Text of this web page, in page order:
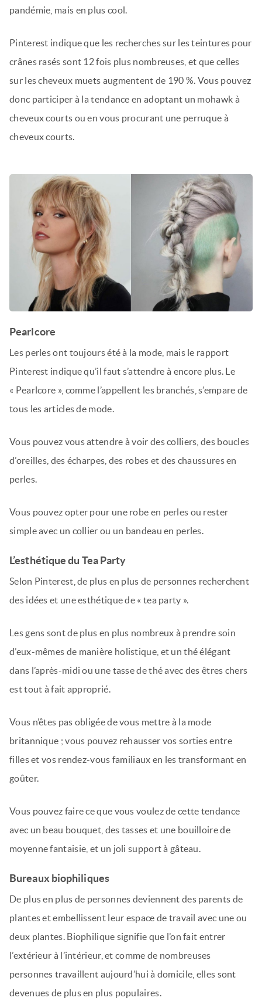
pandémie, mais en plus cool.
Pinterest indique que les recherches sur les teintures pour
crânes rasés sont 12 fois plus nombreuses, et que celles
sur les cheveux muets augmentent de 190 %. Vous pouvez
donc participer à la tendance en adoptant un mohawk à
cheveux courts ou en vous procurant une perruque à
cheveux courts.
Pearlcore
Les perles ont toujours été à la mode, mais le rapport
Pinterest indique qu’il faut s’attendre à encore plus. Le
« Pearlcore », comme l’appellent les branchés, s’empare de
tous les articles de mode.
Vous pouvez vous attendre à voir des colliers, des boucles
d’oreilles, des écharpes, des robes et des chaussures en
perles.
Vous pouvez opter pour une robe en perles ou rester
simple avec un collier ou un bandeau en perles.
L’esthétique du Tea Party
Selon Pinterest, de plus en plus de personnes recherchent
des idées et une esthétique de « tea party ».
Les gens sont de plus en plus nombreux à prendre soin
d’eux-mêmes de manière holistique, et un thé élégant
dans l’après-midi ou une tasse de thé avec des êtres chers
est tout à fait approprié.
Vous n’êtes pas obligée de vous mettre à la mode
britannique ; vous pouvez rehausser vos sorties entre
filles et vos rendez-vous familiaux en les transformant en
goûter.
Vous pouvez faire ce que vous voulez de cette tendance
avec un beau bouquet, des tasses et une bouilloire de
moyenne fantaisie, et un joli support à gâteau.
Bureaux biophiliques
De plus en plus de personnes deviennent des parents de
plantes et embellissent leur espace de travail avec une ou
deux plantes. Biophilique signifie que l’on fait entrer
l’extérieur à l’intérieur, et comme de nombreuses
personnes travaillent aujourd’hui à domicile, elles sont
devenues de plus en plus populaires.